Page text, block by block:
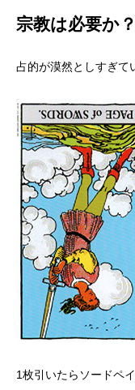
宗教は必要か？
占的が漠然としすぎて
1枚引いたらソードペ